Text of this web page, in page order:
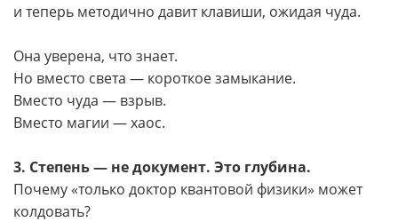
и теперь методично давит клавиши, ожидая чуда.
Она уверена, что знает.
Но вместо света — короткое замыкание.
Вместо чуда — взрыв.
Вместо магии — хаос.
3. Степень — не документ. Это глубина.
Почему «только доктор квантовой физики» может
колдовать?